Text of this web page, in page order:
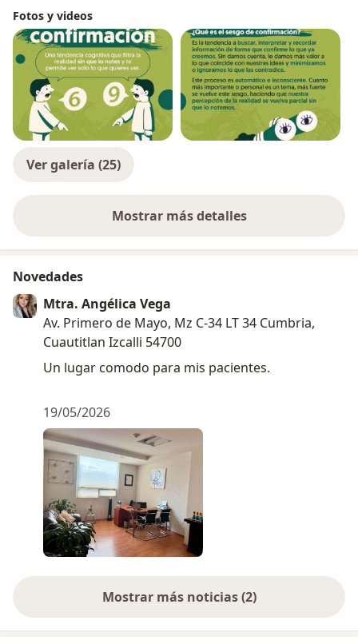
Fotos y videos
Ver galería (25)
Mostrar más detalles
sobre la experiencia
Novedades
Mtra. Angélica Vega
Av. Primero de Mayo, Mz C-34 LT 34 Cumbria,
Cuautitlan Izcalli 54700
Un lugar comodo para mis pacientes.
19/05/2026
Mostrar más noticias (2)